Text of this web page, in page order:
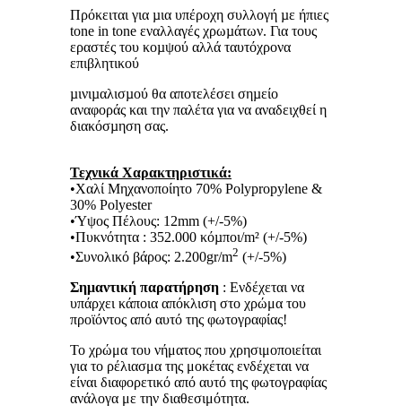
Πρόκειται για µια υπέροχη συλλογή µε ήπιες
tone in tone εναλλαγές χρωµάτων. Για τους
εραστές του κοµψού αλλά ταυτόχρονα
επιβλητικού
µινιµαλισµού θα αποτελέσει σηµείο
αναφοράς και την παλέτα για να αναδειχθεί η
διακόσµηση σας.
Τεχνικά Χαρακτηριστικά:
•Χαλί Μηχανοποίητο 70% Polypropylene &
30% Polyester
•Ύψος Πέλους: 12mm (+/-5%)
•Πυκνότητα : 352.000 κόµποι/m² (+/-5%)
•Συνολικό βάρος: 2.200gr/m2 (+/-5%)
Σημαντική παρατήρηση: Ενδέχεται να
υπάρχει κάποια απόκλιση στο χρώμα του
προϊόντος από αυτό της φωτογραφίας!
Το χρώμα του νήματος που χρησιμοποιείται
για το ρέλιασμα της μοκέτας ενδέχεται να
είναι διαφορετικό από αυτό της φωτογραφίας
ανάλογα με την διαθεσιμότητα.